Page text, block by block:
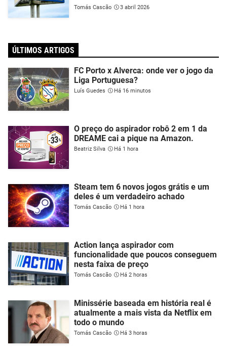
Tomás Cascão 3 abril 2026
ÚLTIMOS ARTIGOS
FC Porto x Alverca: onde ver o jogo da
Liga Portuguesa?
Luís Guedes Há 16 minutos
O preço do aspirador robô 2 em 1 da
DREAME cai a pique na Amazon.
Beatriz Silva Há 1 hora
Steam tem 6 novos jogos grátis e um
deles é um verdadeiro achado
Tomás Cascão Há 1 hora
Action lança aspirador com
funcionalidade que poucos conseguem
nesta faixa de preço
Tomás Cascão Há 2 horas
Minissérie baseada em história real é
atualmente a mais vista da Netflix em
todo o mundo
Tomás Cascão Há 3 horas